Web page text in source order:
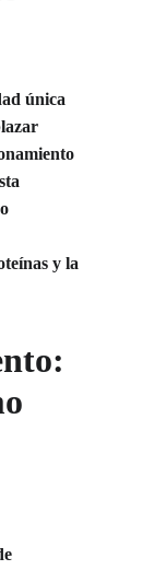
única
y la